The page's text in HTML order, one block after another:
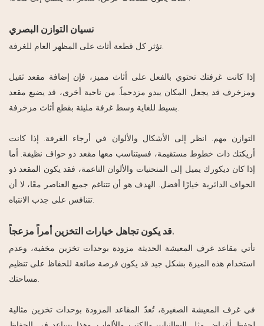
نسيان التوازن البصري
إذا كانت غرفتك تحتوي بالفعل على أثاث مميز، فإن إضافة مقعد ثقيل
ومزخرف قد يجعل المكان يبدو مزدحماً. من ناحية أخرى، قد يضيع مقعد
التوازن مهم. انظر إلى الأشكال والألوان في أرجاء الغرفة. إذا كانت
أريكتك ذات خطوط مستقيمة، فسيتناسب معها مقعد ذو حواف نظيفة. أما
إذا كان ديكورك يميل إلى المنحنيات والألوان الناعمة، فقد يكون المقعد ذو
الحواف الدائرية خيارًا أفضل. الهدف هو أن تتناغم جميع العناصر معًا، لا أن
قد يكون تجاهل خيارات التخزين أمراً مزعجاً.
تأتي مقاعد غرف المعيشة الحديثة مزودة بوحدات تخزين مخفية، وعدم
استخدام هذه الميزة بشكل جيد قد يكون فرصة ضائعة للحفاظ على تنظيم
في غرف المعيشة الصغيرة، تُعدّ المقاعد المزودة بوحدات تخزين مثالية